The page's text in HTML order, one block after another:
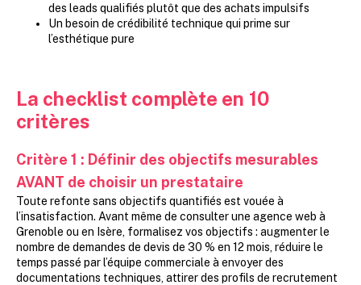
des leads qualifiés plutôt que des achats impulsifs
Un besoin de crédibilité technique qui prime sur
l’esthétique pure
La checklist complète en 10
critères
Critère 1 : Définir des objectifs mesurables
AVANT de choisir un prestataire
Toute refonte sans objectifs quantifiés est vouée à
l’insatisfaction. Avant même de consulter une agence web à
Grenoble ou en Isère, formalisez vos objectifs : augmenter le
nombre de demandes de devis de 30 % en 12 mois, réduire le
temps passé par l’équipe commerciale à envoyer des
documentations techniques, attirer des profils de recrutement